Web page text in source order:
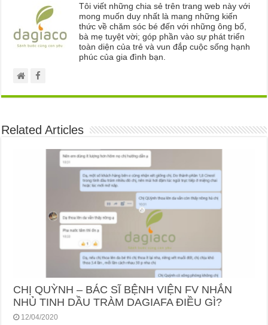
Tôi viết những chia sẻ trên trang web này với
mong muốn duy nhất là mang những kiến
thức về chăm sóc bé đến với những ông bố,
bà mẹ tuyệt vời; góp phần vào sự phát triển
toàn diện của trẻ và vun đắp cuộc sống hạnh
phúc của gia đình bạn.
Related Articles
CHỊ QUỲNH – BÁC SĨ BỆNH VIỆN FV NHẮN
NHỦ TINH DẦU TRÀM DAGIAFA ĐIỀU GÌ?
12/04/2020